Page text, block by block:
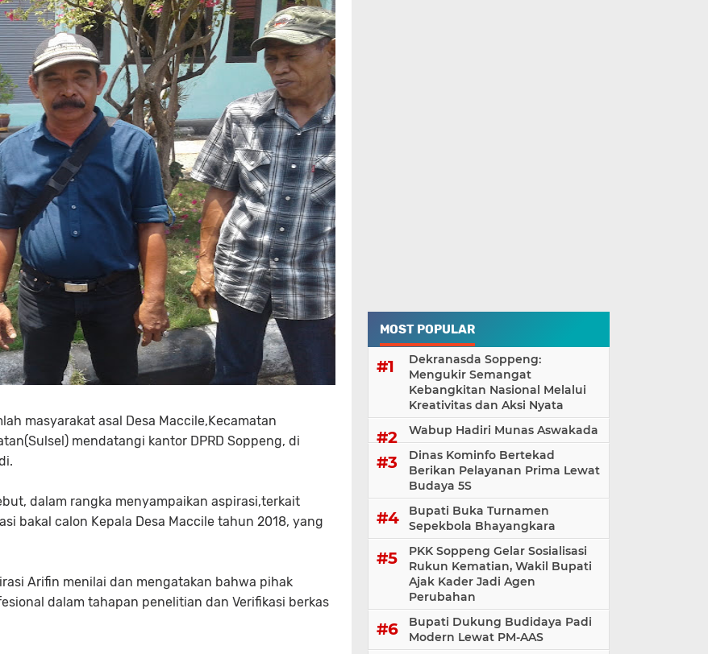
masyarakat asal Desa Maccile,Kecamatan
mendatangi kantor DPRD Soppeng, di
dalam rangka menyampaikan aspirasi,terkait
bakal calon Kepala Desa Maccile tahun 2018, yang
Arifin menilai dan mengatakan bahwa pihak
dalam tahapan penelitian dan Verifikasi berkas
MOST POPULAR
Dekranasda Soppeng:
Mengukir Semangat
Kebangkitan Nasional Melalui
Kreativitas dan Aksi Nyata
Wabup Hadiri Munas Aswakada
Dinas Kominfo Bertekad
Berikan Pelayanan Prima Lewat
Budaya 5S
Bupati Buka Turnamen
Sepekbola Bhayangkara
PKK Soppeng Gelar Sosialisasi
Rukun Kematian, Wakil Bupati
Ajak Kader Jadi Agen
Perubahan
Bupati Dukung Budidaya Padi
Modern Lewat PM-AAS